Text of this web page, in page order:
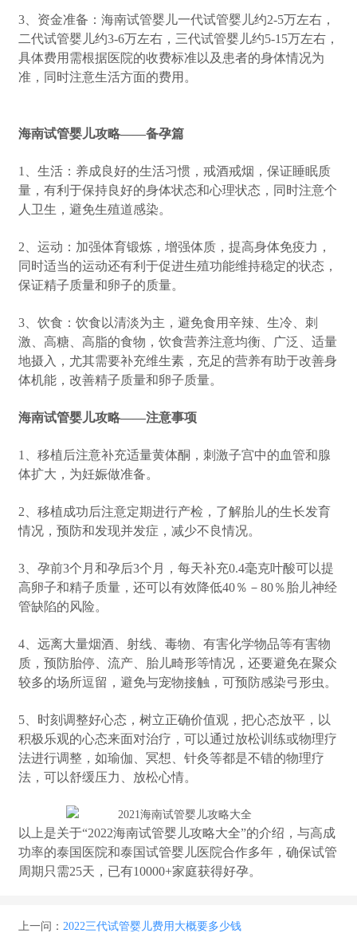
3、资金准备：海南试管婴儿一代试管婴儿约2-5万左右，
二代试管婴儿约3-6万左右，三代试管婴儿约5-15万左右，
具体费用需根据医院的收费标准以及患者的身体情况为
准，同时注意生活方面的费用。
海南试管婴儿攻略——备孕篇
1、生活：养成良好的生活习惯，戒酒戒烟，保证睡眠质
量，有利于保持良好的身体状态和心理状态，同时注意个
人卫生，避免生殖道感染。
2、运动：加强体育锻炼，增强体质，提高身体免疫力，
同时适当的运动还有利于促进生殖功能维持稳定的状态，
保证精子质量和卵子的质量。
3、饮食：饮食以清淡为主，避免食用辛辣、生冷、刺
激、高糖、高脂的食物，饮食营养注意均衡、广泛、适量
地摄入，尤其需要补充维生素，充足的营养有助于改善身
体机能，改善精子质量和卵子质量。
海南试管婴儿攻略——注意事项
1、移植后注意补充适量黄体酮，刺激子宫中的血管和腺
体扩大，为妊娠做准备。
2、移植成功后注意定期进行产检，了解胎儿的生长发育
情况，预防和发现并发症，减少不良情况。
3、孕前3个月和孕后3个月，每天补充0.4毫克叶酸可以提
高卵子和精子质量，还可以有效降低40％－80％胎儿神经
管缺陷的风险。
4、远离大量烟酒、射线、毒物、有害化学物品等有害物
质，预防胎停、流产、胎儿畸形等情况，还要避免在聚众
较多的场所逗留，避免与宠物接触，可预防感染弓形虫。
5、时刻调整好心态，树立正确价值观，把心态放平，以
积极乐观的心态来面对治疗，可以通过放松训练或物理疗
法进行调整，如瑜伽、冥想、针灸等都是不错的物理疗
法，可以舒缓压力、放松心情。
以上是关于“2022海南试管婴儿攻略大全”的介绍，与高成
功率的泰国医院和泰国试管婴儿医院合作多年，确保试管
周期只需25天，已有10000+家庭获得好孕。
上一问： 2022三代试管婴儿费用大概要多少钱